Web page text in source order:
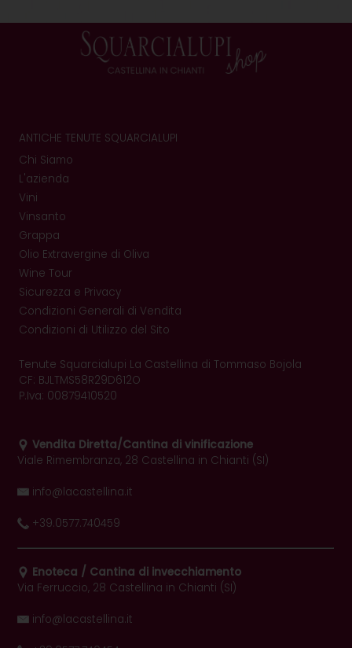
ANTICHE TENUTE SQUARCIALUPI
Chi Siamo
L'azienda
Vini
Vinsanto
Grappa
Olio Extravergine di Oliva
Wine Tour
Sicurezza e Privacy
Condizioni Generali di Vendita
Condizioni di Utilizzo del Sito
Tenute Squarcialupi La Castellina di Tommaso Bojola
CF: BJLTMS58R29D612O
P.Iva: 00879410520
Vendita Diretta/Cantina di vinificazione
Viale Rimembranza, 28 Castellina in Chianti (SI)
info@lacastellina.it
+39.0577.740459
Enoteca / Cantina di invecchiamento
Via Ferruccio, 28 Castellina in Chianti (SI)
info@lacastellina.it